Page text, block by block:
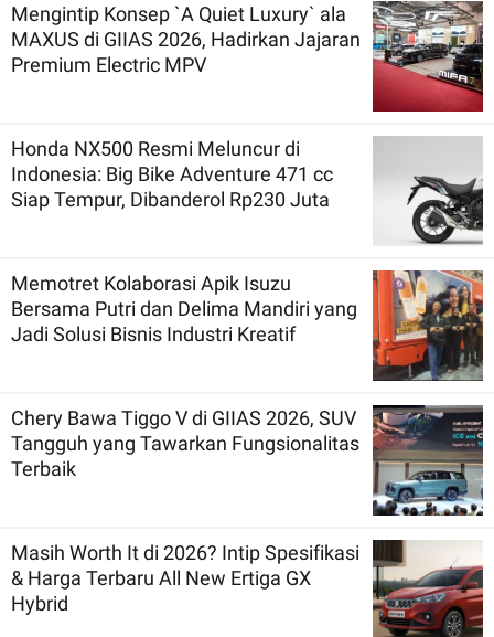
Mengintip Konsep `A Quiet Luxury` ala
MAXUS di GIIAS 2026, Hadirkan Jajaran
Premium Electric MPV
Honda NX500 Resmi Meluncur di
Indonesia: Big Bike Adventure 471 cc
Siap Tempur, Dibanderol Rp230 Juta
Memotret Kolaborasi Apik Isuzu
Bersama Putri dan Delima Mandiri yang
Jadi Solusi Bisnis Industri Kreatif
Chery Bawa Tiggo V di GIIAS 2026, SUV
Tangguh yang Tawarkan Fungsionalitas
Terbaik
Masih Worth It di 2026? Intip Spesifikasi
& Harga Terbaru All New Ertiga GX
Hybrid